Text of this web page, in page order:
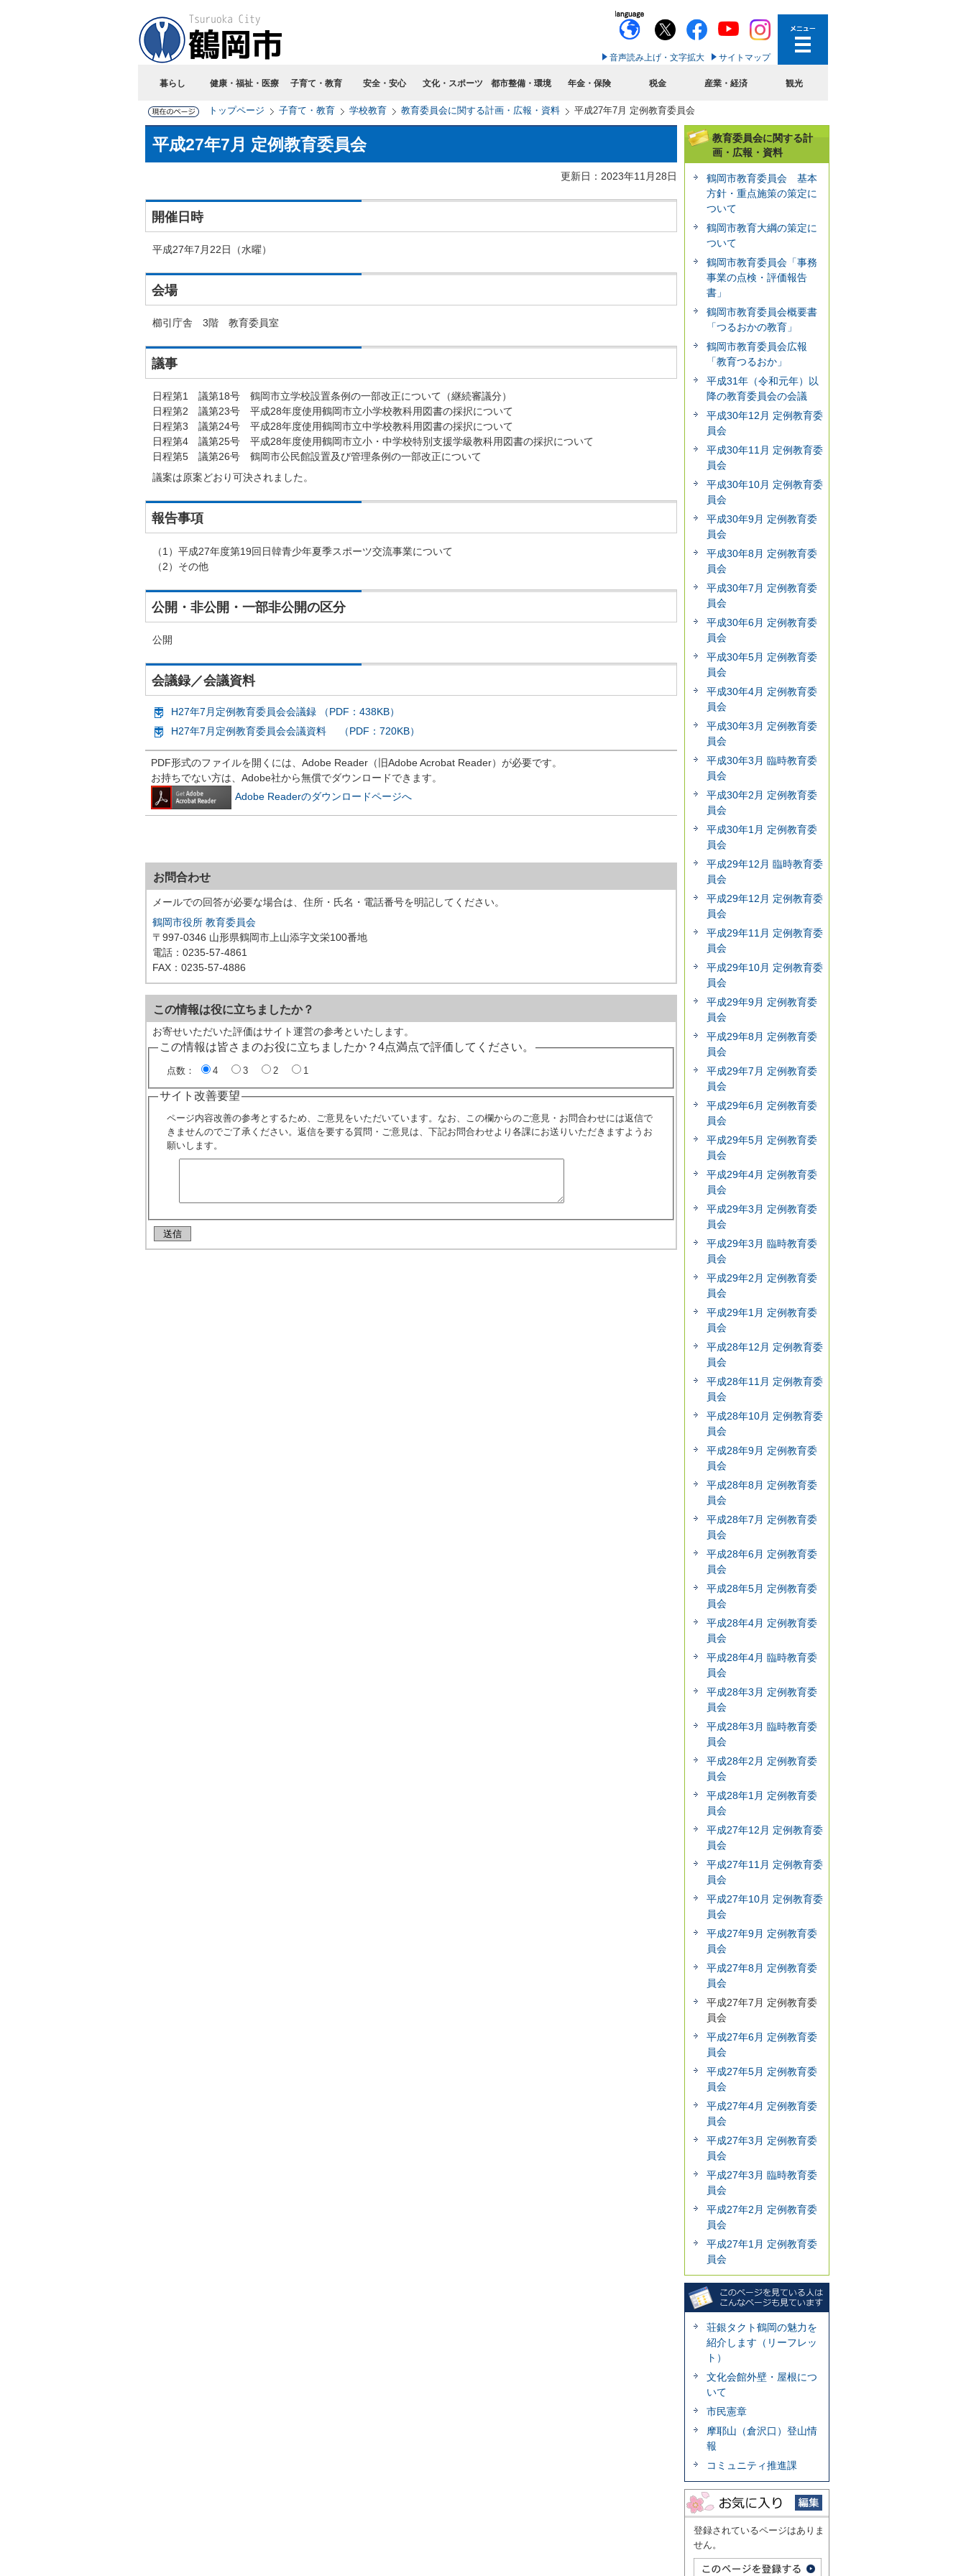
音声読み上げ・文字拡大 サイトマップ
暮らし 健康・福祉・医療 子育て・教育 安全・安心 文化・スポーツ 都市整備・環境 年金・保険 税金 産業・経済 観光
トップページ 子育て・教育 学校教育 教育委員会に関する計画・広報・資料 平成27年7月 定例教育委員会
平成27年7月 定例教育委員会
更新日：2023年11月28日
開催日時
平成27年7月22日（水曜）
会場
櫛引庁舎 3階 教育委員室
議事
日程第1 議第18号 鶴岡市立学校設置条例の一部改正について（継続審議分）
日程第2 議第23号 平成28年度使用鶴岡市立小学校教科用図書の採択について
日程第3 議第24号 平成28年度使用鶴岡市立中学校教科用図書の採択について
日程第4 議第25号 平成28年度使用鶴岡市立小・中学校特別支援学級教科用図書の採択について
日程第5 議第26号 鶴岡市公民館設置及び管理条例の一部改正について
議案は原案どおり可決されました。
報告事項
（1）平成27年度第19回日韓青少年夏季スポーツ交流事業について
（2）その他
公開・非公開・一部非公開の区分
公開
会議録／会議資料
H27年7月定例教育委員会会議録 （PDF：438KB）
H27年7月定例教育委員会会議資料 （PDF：720KB）
PDF形式のファイルを開くには、Adobe Reader（旧Adobe Acrobat Reader）が必要です。
お持ちでない方は、Adobe社から無償でダウンロードできます。
Adobe Readerのダウンロードページへ
お問合わせ
メールでの回答が必要な場合は、住所・氏名・電話番号を明記してください。
鶴岡市役所 教育委員会
〒997-0346 山形県鶴岡市上山添字文栄100番地
電話：0235-57-4861
FAX：0235-57-4886
この情報は役に立ちましたか？
お寄せいただいた評価はサイト運営の参考といたします。
この情報は皆さまのお役に立ちましたか？4点満点で評価してください。
点数： 4 3 2 1
サイト改善要望
ページ内容改善の参考とするため、ご意見をいただいています。なお、この欄からのご意見・お問合わせには返信で
きませんのでご了承ください。返信を要する質問・ご意見は、下記お問合わせより各課にお送りいただきますようお
願いします。
教育委員会に関する計
画・広報・資料
鶴岡市教育委員会 基本
方針・重点施策の策定に
ついて
鶴岡市教育大綱の策定に
ついて
鶴岡市教育委員会「事務
事業の点検・評価報告
書」
鶴岡市教育委員会概要書
「つるおかの教育」
鶴岡市教育委員会広報
「教育つるおか」
平成31年（令和元年）以
降の教育委員会の会議
平成30年12月 定例教育委
員会
平成30年11月 定例教育委
員会
平成30年10月 定例教育委
員会
平成30年9月 定例教育委
員会
平成30年8月 定例教育委
員会
平成30年7月 定例教育委
員会
平成30年6月 定例教育委
員会
平成30年5月 定例教育委
員会
平成30年4月 定例教育委
員会
平成30年3月 定例教育委
員会
平成30年3月 臨時教育委
員会
平成30年2月 定例教育委
員会
平成30年1月 定例教育委
員会
平成29年12月 臨時教育委
員会
平成29年12月 定例教育委
員会
平成29年11月 定例教育委
員会
平成29年10月 定例教育委
員会
平成29年9月 定例教育委
員会
平成29年8月 定例教育委
員会
平成29年7月 定例教育委
員会
平成29年6月 定例教育委
員会
平成29年5月 定例教育委
員会
平成29年4月 定例教育委
員会
平成29年3月 定例教育委
員会
平成29年3月 臨時教育委
員会
平成29年2月 定例教育委
員会
平成29年1月 定例教育委
員会
平成28年12月 定例教育委
員会
平成28年11月 定例教育委
員会
平成28年10月 定例教育委
員会
平成28年9月 定例教育委
員会
平成28年8月 定例教育委
員会
平成28年7月 定例教育委
員会
平成28年6月 定例教育委
員会
平成28年5月 定例教育委
員会
平成28年4月 定例教育委
員会
平成28年4月 臨時教育委
員会
平成28年3月 定例教育委
員会
平成28年3月 臨時教育委
員会
平成28年2月 定例教育委
員会
平成28年1月 定例教育委
員会
平成27年12月 定例教育委
員会
平成27年11月 定例教育委
員会
平成27年10月 定例教育委
員会
平成27年9月 定例教育委
員会
平成27年8月 定例教育委
員会
平成27年7月 定例教育委
員会
平成27年6月 定例教育委
員会
平成27年5月 定例教育委
員会
平成27年4月 定例教育委
員会
平成27年3月 定例教育委
員会
平成27年3月 臨時教育委
員会
平成27年2月 定例教育委
員会
平成27年1月 定例教育委
員会
荘銀タクト鶴岡の魅力を
紹介します（リーフレッ
ト）
文化会館外壁・屋根につ
いて
市民憲章
摩耶山（倉沢口）登山情
報
コミュニティ推進課
登録されているページはありま
せん。